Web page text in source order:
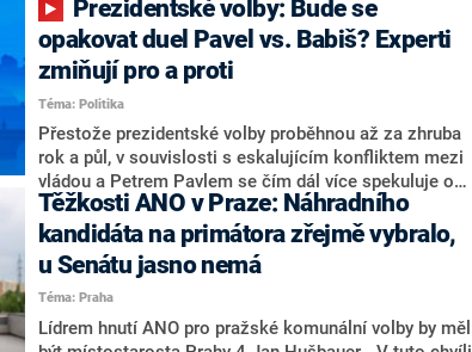
ministryně spravedlnosti ODS Eva Decroix. V
rozhovoru pro CNN Prima NEWS si nebrala servítky
ohledně politického výkonu svého nástupce Jeronýma
Tejce (za ANO) či vládní zmocněnkyně pro lidská
práva Taťány Malé (ANO). Označením „svoloč“ na
adresu vlády prý byla ještě hodná. Decroix se také
vrátila k volební porážce koalice Spolu či promluvila o
hnutí Naše Česko Martina Kuby.
opakovat duel Pavel vs. Babiš? Experti
zmiňují pro a proti
Téma: Politika
Přestože prezidentské volby proběhnou až za zhruba
rok a půl, v souvislosti s eskalujícím konfliktem mezi
vládou a Petrem Pavlem se čím dál více spekuluje o
tom, koho by do bitvy o Hrad mohla vyslat současná
koalice. Někteří političtí komentátoři znovu vytahují
jméno premiéra Andreje Babiše (ANO). Jak moc je
pravděpodobné, že se v prezidentských volbách 2028
bude znovu opakovat souboj z roku 2023?
Těžkosti ANO v Praze: Náhradního
kandidáta na primátora zřejmě vybralo,
u Senátu jasno nemá
Téma: Praha
Lídrem hnutí ANO pro pražské komunální volby by měl